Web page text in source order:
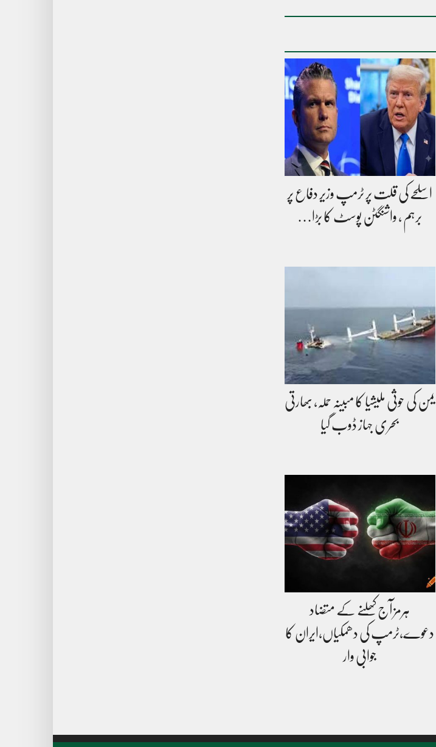
اسلحے کی قلت پر ٹرمپ وزیر دفاع پر
برہم ، واشنگٹن پوسٹ کا بڑا…
یمن کی حوثی ملیشیا کا مبینہ حملہ، بھارتی
بحری جہاز ڈوب گیا
ہرمز آج کھلنے کے متضاد
دعوے،ٹرمپ کی دھمکیاں،ایران کا
جوابی وار